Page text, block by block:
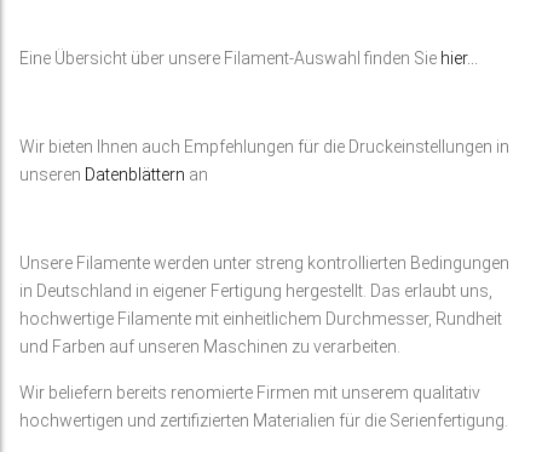
Eine Übersicht über unsere Filament-Auswahl finden Sie hier…
Wir bieten Ihnen auch Empfehlungen für die Druckeinstellungen in
unseren Datenblättern an
Unsere Filamente werden unter streng kontrollierten Bedingungen
in Deutschland in eigener Fertigung hergestellt. Das erlaubt uns,
hochwertige Filamente mit einheitlichem Durchmesser, Rundheit
und Farben auf unseren Maschinen zu verarbeiten.
Wir beliefern bereits renomierte Firmen mit unserem qualitativ
hochwertigen und zertifizierten Materialien für die Serienfertigung.